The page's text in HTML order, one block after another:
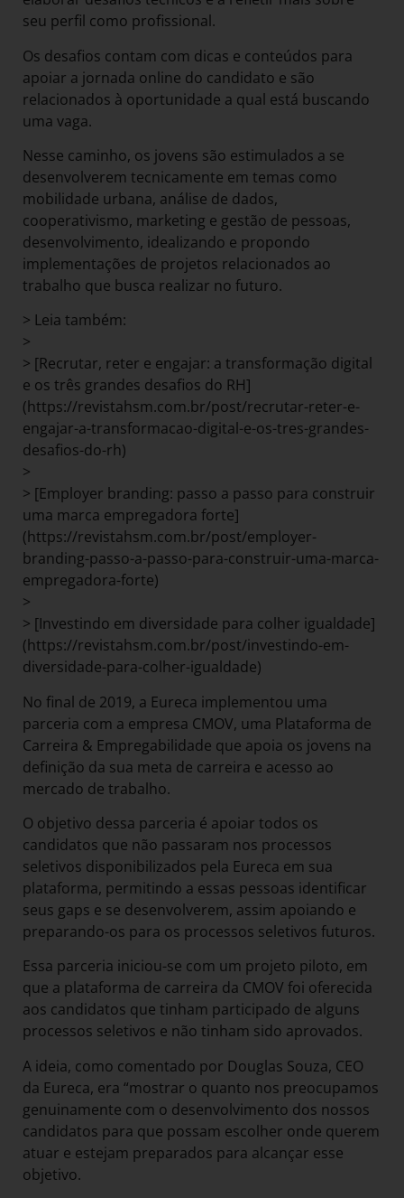
seu perfil como profissional.
Os desafios contam com dicas e conteúdos para
apoiar a jornada online do candidato e são
relacionados à oportunidade a qual está buscando
uma vaga.
Nesse caminho, os jovens são estimulados a se
desenvolverem tecnicamente em temas como
mobilidade urbana, análise de dados,
cooperativismo, marketing e gestão de pessoas,
desenvolvimento, idealizando e propondo
implementações de projetos relacionados ao
trabalho que busca realizar no futuro.
> Leia também:
>
> [Recrutar, reter e engajar: a transformação digital
e os três grandes desafios do RH]
(https://revistahsm.com.br/post/recrutar-reter-e-
engajar-a-transformacao-digital-e-os-tres-grandes-
desafios-do-rh)
>
> [Employer branding: passo a passo para construir
uma marca empregadora forte]
(https://revistahsm.com.br/post/employer-
branding-passo-a-passo-para-construir-uma-marca-
empregadora-forte)
>
> [Investindo em diversidade para colher igualdade]
(https://revistahsm.com.br/post/investindo-em-
diversidade-para-colher-igualdade)
No final de 2019, a Eureca implementou uma
parceria com a empresa CMOV, uma Plataforma de
Carreira & Empregabilidade que apoia os jovens na
definição da sua meta de carreira e acesso ao
mercado de trabalho.
O objetivo dessa parceria é apoiar todos os
candidatos que não passaram nos processos
seletivos disponibilizados pela Eureca em sua
plataforma, permitindo a essas pessoas identificar
seus gaps e se desenvolverem, assim apoiando e
preparando-os para os processos seletivos futuros.
Essa parceria iniciou-se com um projeto piloto, em
que a plataforma de carreira da CMOV foi oferecida
aos candidatos que tinham participado de alguns
processos seletivos e não tinham sido aprovados.
A ideia, como comentado por Douglas Souza, CEO
da Eureca, era “mostrar o quanto nos preocupamos
genuinamente com o desenvolvimento dos nossos
candidatos para que possam escolher onde querem
atuar e estejam preparados para alcançar esse
objetivo.